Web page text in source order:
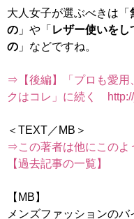
大人女子が選ぶべきは「
の 」や「 レザー使いをし
の 」などですね。
⇒【後編】「プロも愛用
クはコレ」に続く
⇒この著者は他にこのよ
【過去記事の一覧】
【MB】
メンズファッションの